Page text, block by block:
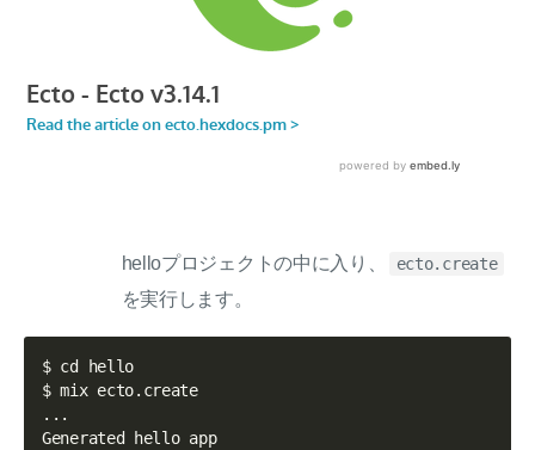
helloプロジェクトの中に入り、 ecto.create
を実行します。
$ cd hello
$ mix ecto.create
...
Generated hello app